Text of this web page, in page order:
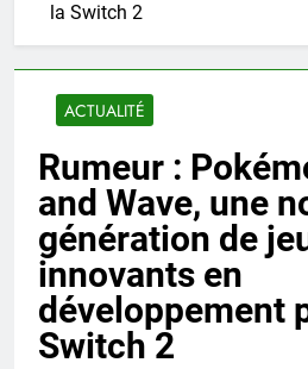
la Switch 2
ACTUALITÉ
Rumeur :
and Wave, une
génération de
innovants en
développement
Switch 2